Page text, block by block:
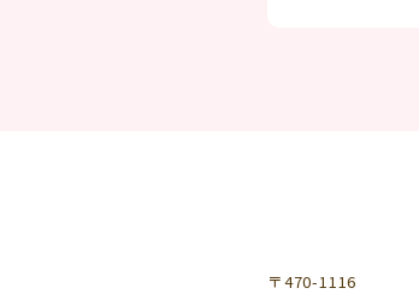
〒470-1116